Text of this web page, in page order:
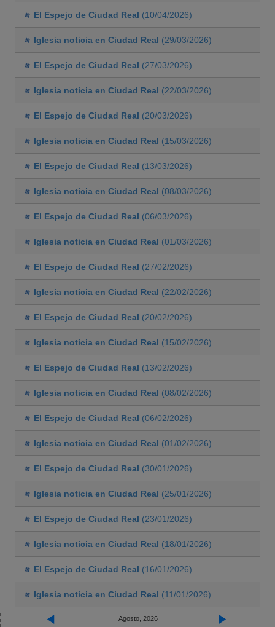
El Espejo de Ciudad Real (10/04/2026)
Iglesia noticia en Ciudad Real (29/03/2026)
El Espejo de Ciudad Real (27/03/2026)
Iglesia noticia en Ciudad Real (22/03/2026)
El Espejo de Ciudad Real (20/03/2026)
Iglesia noticia en Ciudad Real (15/03/2026)
El Espejo de Ciudad Real (13/03/2026)
Iglesia noticia en Ciudad Real (08/03/2026)
El Espejo de Ciudad Real (06/03/2026)
Iglesia noticia en Ciudad Real (01/03/2026)
El Espejo de Ciudad Real (27/02/2026)
Iglesia noticia en Ciudad Real (22/02/2026)
El Espejo de Ciudad Real (20/02/2026)
Iglesia noticia en Ciudad Real (15/02/2026)
El Espejo de Ciudad Real (13/02/2026)
Iglesia noticia en Ciudad Real (08/02/2026)
El Espejo de Ciudad Real (06/02/2026)
Iglesia noticia en Ciudad Real (01/02/2026)
El Espejo de Ciudad Real (30/01/2026)
Iglesia noticia en Ciudad Real (25/01/2026)
El Espejo de Ciudad Real (23/01/2026)
Iglesia noticia en Ciudad Real (18/01/2026)
El Espejo de Ciudad Real (16/01/2026)
Iglesia noticia en Ciudad Real (11/01/2026)
Agosto, 2026